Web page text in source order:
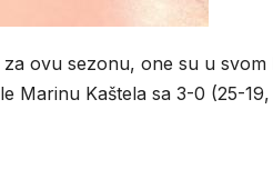
ovu sezonu, one su u svom
Marinu Kaštela sa 3-0 (25-19,